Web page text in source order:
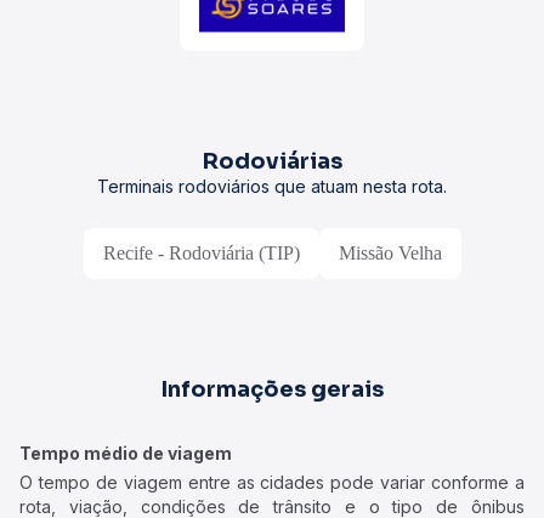
Rodoviárias
Terminais rodoviários que atuam nesta rota.
Recife - Rodoviária (TIP) Missão Velha
Informações gerais
Tempo médio de viagem
O tempo de viagem entre as cidades pode variar conforme a
rota, viação, condições de trânsito e o tipo de ônibus